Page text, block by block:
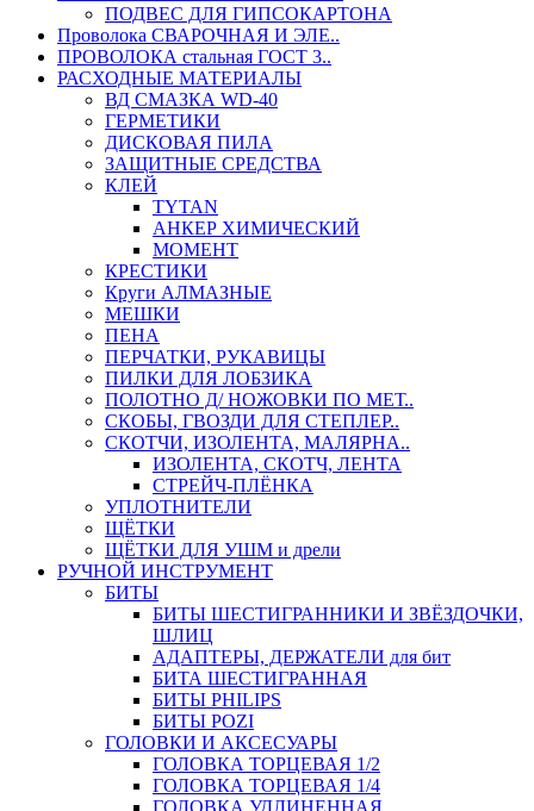
ПОДВЕС ДЛЯ ГИПСОКАРТОНА
Проволока СВАРОЧНАЯ И ЭЛЕ..
ПРОВОЛОКА стальная ГОСТ 3..
РАСХОДНЫЕ МАТЕРИАЛЫ
ВД СМАЗКА WD-40
ГЕРМЕТИКИ
ДИСКОВАЯ ПИЛА
ЗАЩИТНЫЕ СРЕДСТВА
КЛЕЙ
TYTAN
АНКЕР ХИМИЧЕСКИЙ
МОМЕНТ
КРЕСТИКИ
Круги АЛМАЗНЫЕ
МЕШКИ
ПЕНА
ПЕРЧАТКИ, РУКАВИЦЫ
ПИЛКИ ДЛЯ ЛОБЗИКА
ПОЛОТНО Д/ НОЖОВКИ ПО МЕТ..
СКОБЫ, ГВОЗДИ ДЛЯ СТЕПЛЕР..
СКОТЧИ, ИЗОЛЕНТА, МАЛЯРНА..
ИЗОЛЕНТА, СКОТЧ, ЛЕНТА
СТРЕЙЧ-ПЛЁНКА
УПЛОТНИТЕЛИ
ЩЁТКИ
ЩЁТКИ ДЛЯ УШМ и дрели
РУЧНОЙ ИНСТРУМЕНТ
БИТЫ
БИТЫ ШЕСТИГРАННИКИ И ЗВЁЗДОЧКИ,
ШЛИЦ
АДАПТЕРЫ, ДЕРЖАТЕЛИ для бит
БИТА ШЕСТИГРАННАЯ
БИТЫ PHILIPS
БИТЫ POZI
ГОЛОВКИ И АКСЕСУАРЫ
ГОЛОВКА ТОРЦЕВАЯ 1/2
ГОЛОВКА ТОРЦЕВАЯ 1/4
ГОЛОВКА УДЛИНЕННАЯ